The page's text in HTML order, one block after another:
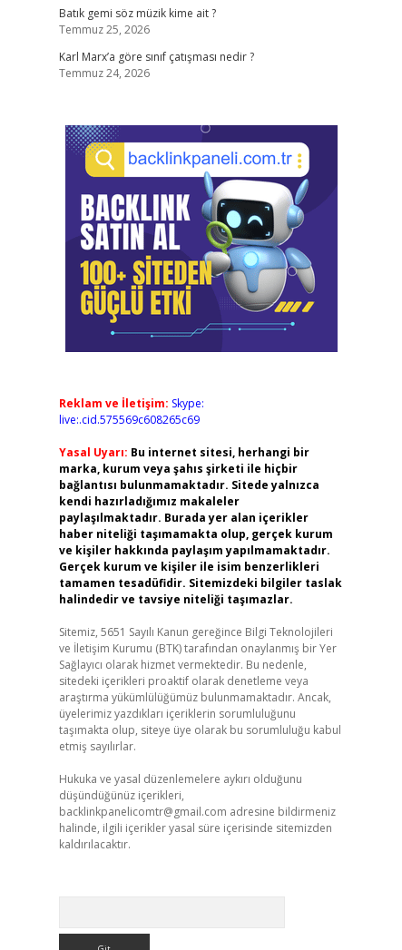
Batık gemi söz müzik kime ait ?
Temmuz 25, 2026
Karl Marx’a göre sınıf çatışması nedir ?
Temmuz 24, 2026
Reklam ve İletişim: Skype:
live:.cid.575569c608265c69
Yasal Uyarı: Bu internet sitesi, herhangi bir
marka, kurum veya şahıs şirketi ile hiçbir
bağlantısı bulunmamaktadır. Sitede yalnızca
kendi hazırladığımız makaleler
paylaşılmaktadır. Burada yer alan içerikler
haber niteliği taşımamakta olup, gerçek kurum
ve kişiler hakkında paylaşım yapılmamaktadır.
Gerçek kurum ve kişiler ile isim benzerlikleri
tamamen tesadüfidir. Sitemizdeki bilgiler taslak
halindedir ve tavsiye niteliği taşımazlar.
Sitemiz, 5651 Sayılı Kanun gereğince Bilgi Teknolojileri
ve İletişim Kurumu (BTK) tarafından onaylanmış bir Yer
Sağlayıcı olarak hizmet vermektedir. Bu nedenle,
sitedeki içerikleri proaktif olarak denetleme veya
araştırma yükümlülüğümüz bulunmamaktadır. Ancak,
üyelerimiz yazdıkları içeriklerin sorumluluğunu
taşımakta olup, siteye üye olarak bu sorumluluğu kabul
etmiş sayılırlar.
Hukuka ve yasal düzenlemelere aykırı olduğunu
düşündüğünüz içerikleri,
backlinkpanelicomtr@gmail.com adresine bildirmeniz
halinde, ilgili içerikler yasal süre içerisinde sitemizden
kaldırılacaktır.